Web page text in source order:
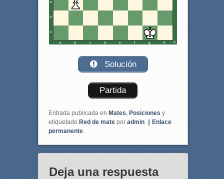
3
2
1
a b c d e f g h
Solución
Partida
Entrada publicada en Mates, Posiciones y
etiquetado Red de matepor admin. ||
Enlace
permanente.
Deja una respuesta